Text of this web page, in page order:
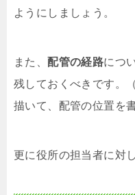
ようにしましょう。
また、配管の経路につ
残しておくべきです。
描いて、配管の位置を
更に役所の担当者に対